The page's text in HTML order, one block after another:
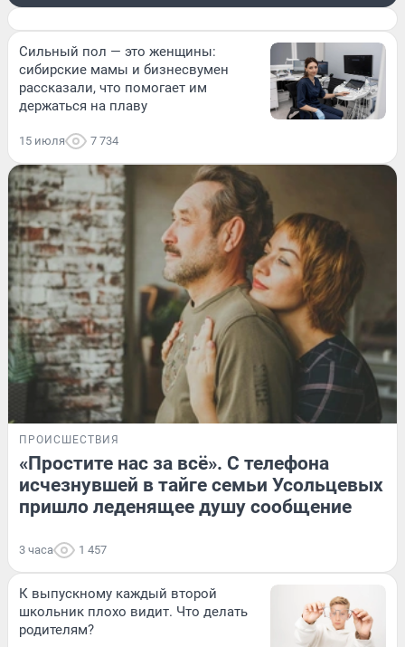
Сильный пол — это женщины:
сибирские мамы и бизнесвумен
рассказали, что помогает им
держаться на плаву
15 июля 7 734
ПРОИСШЕСТВИЯ
«Простите нас за всё». С телефона
исчезнувшей в тайге семьи Усольцевых
пришло леденящее душу сообщение
3 часа 1 457
К выпускному каждый второй
школьник плохо видит. Что делать
родителям?